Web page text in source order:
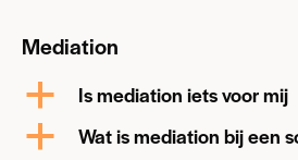
Mediation
a
Is mediation iets voor mij
a Wat is mediation bij een